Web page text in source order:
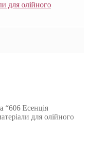
для олійного
“606 Есенція
для олійного